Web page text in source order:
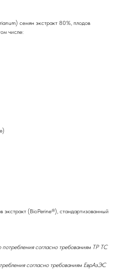
семян экстракт 80%, плодов
числе:
экстракт (BioPerine®), стандартизованный
потребления согласно требованиям ТР ТС
согласно требованиям ЕврАзЭС